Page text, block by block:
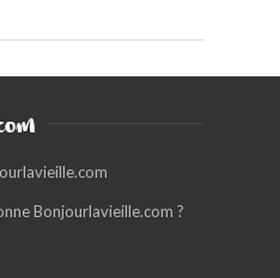
Bonjourlavieille.com ?